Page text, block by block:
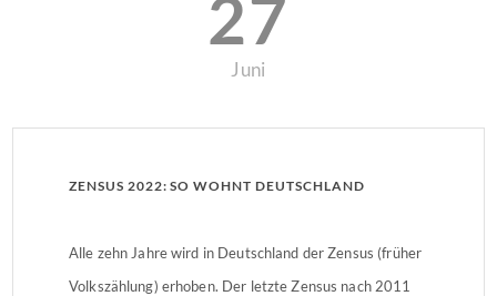
27
Juni
ZENSUS 2022: SO WOHNT DEUTSCHLAND
Alle zehn Jahre wird in Deutschland der Zensus (früher
Volkszählung) erhoben. Der letzte Zensus nach 2011